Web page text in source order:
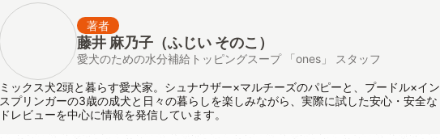
著者
藤井 麻乃子（ふじい そのこ）
愛犬のための水分補給トッピングスープ 「ones」 スタッフ
ミックス犬2頭と暮らす愛犬家。シュナウザー×マルチーズのパピーと、プードル×イ
スプリンガーの3歳の成犬と日々の暮らしを楽しみながら、実際に試した安心・安全
ドレビューを中心に情報を発信しています。